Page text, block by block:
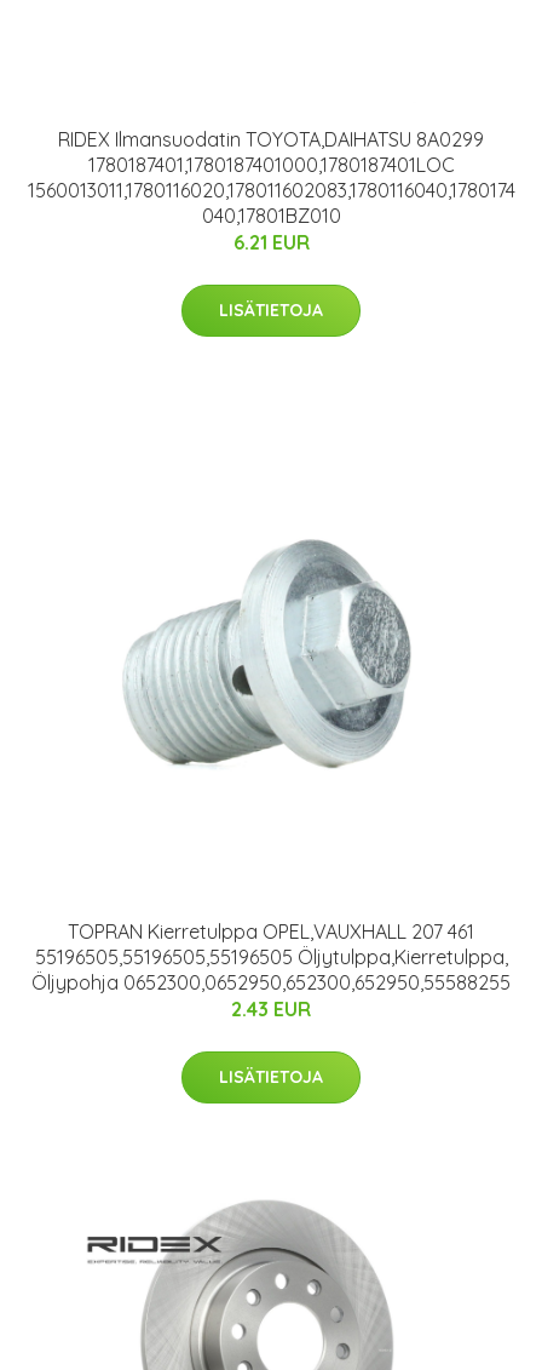
RIDEX Ilmansuodatin TOYOTA,DAIHATSU 8A0299
1780187401,1780187401000,1780187401LOC
1560013011,1780116020,178011602083,1780116040,1780174
040,17801BZ010
6.21 EUR
LISÄTIETOJA
TOPRAN Kierretulppa OPEL,VAUXHALL 207 461
55196505,55196505,55196505 Öljytulppa,Kierretulppa,
Öljypohja 0652300,0652950,652300,652950,55588255
2.43 EUR
LISÄTIETOJA